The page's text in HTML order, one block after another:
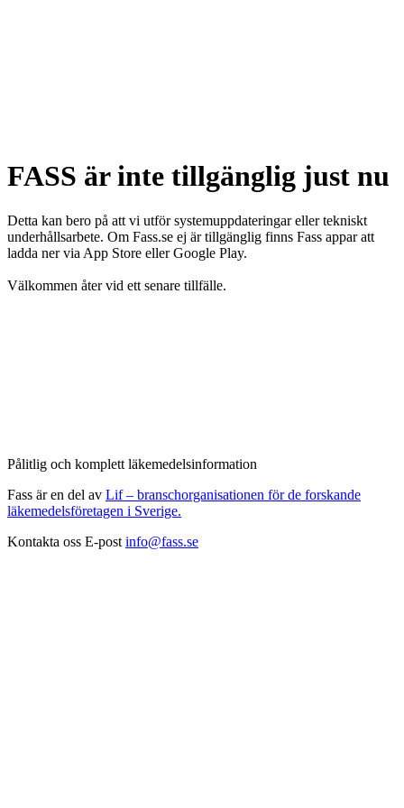
FASS är inte tillgänglig just nu
Detta kan bero på att vi utför systemuppdateringar eller tekniskt
underhållsarbete. Om Fass.se ej är tillgänglig finns Fass appar att
ladda ner via App Store eller Google Play.
Välkommen åter vid ett senare tillfälle.
Pålitlig och komplett läkemedelsinformation
Fass är en del av Lif – branschorganisationen för de forskande
läkemedelsföretagen i Sverige.
Kontakta oss E-post info@fass.se